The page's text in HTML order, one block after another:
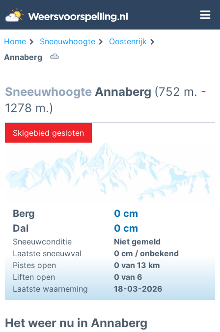
Home Sneeuwhoogte
Oostenrijk
Annaberg
Sneeuwhoogte Annaberg (752 m. -
1278 m.)
Skigebied gesloten
Berg
0 cm
Dal
0 cm
Sneeuwconditie
Niet gemeld
Laatste sneeuwval
0 cm / onbekend
Pistes open
0 van 13 km
Liften open
0 van 6
Laatste waarneming
18-03-2026
Het weer nu in Annaberg